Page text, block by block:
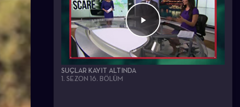
SUÇLAR KAYIT ALTINDA
1. SEZON 16. BÖLÜM